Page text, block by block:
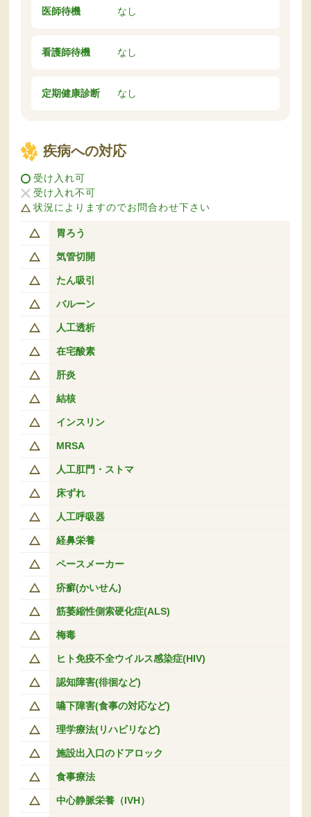
医師待機 なし
看護師待機 なし
定期健康診断 なし
疾病への対応
受け入れ可
受け入れ不可
状況によりますのでお問合わせ下さい
胃ろう
気管切開
たん吸引
バルーン
人工透析
在宅酸素
肝炎
結核
インスリン
MRSA
人工肛門・ストマ
床ずれ
人工呼吸器
経鼻栄養
ペースメーカー
疥癬(かいせん)
筋萎縮性側索硬化症(ALS)
梅毒
ヒト免疫不全ウイルス感染症(HIV)
認知障害(徘徊など)
嚥下障害(食事の対応など)
理学療法(リハビリなど)
施設出入口のドアロック
食事療法
中心静脈栄養（IVH）